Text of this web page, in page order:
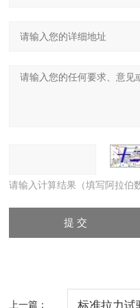
请输入计算结果（填写阿拉伯
上一篇：